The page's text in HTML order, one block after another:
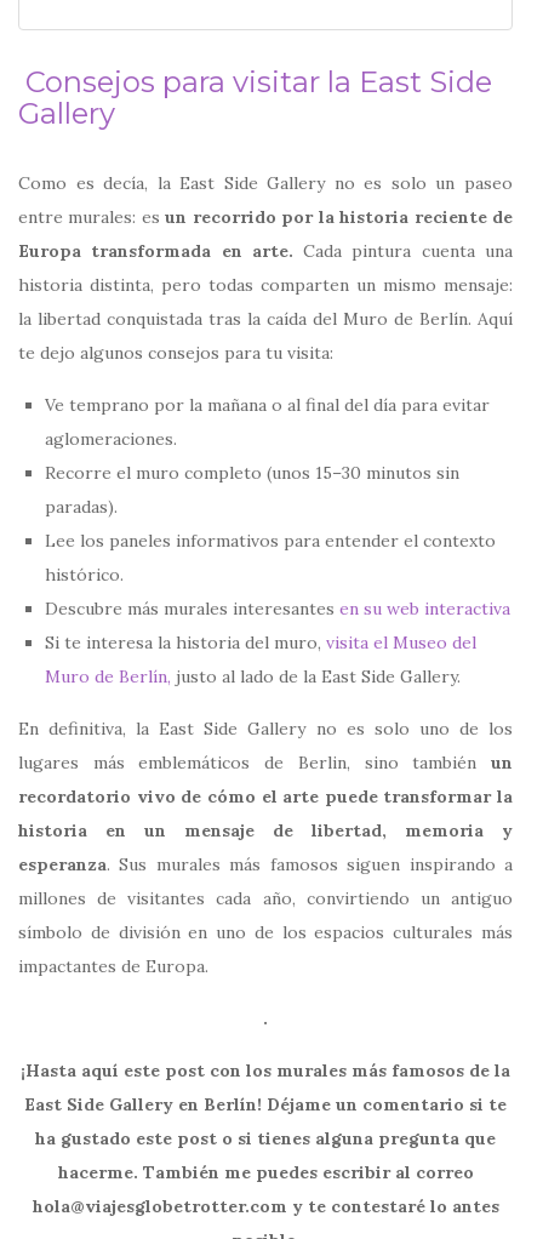
Consejos para visitar la East Side
Gallery
Como es decía, la East Side Gallery no es solo un paseo
entre murales: esun recorrido por la historia reciente de
Europa transformada en arte. Cada pintura cuenta una
historia distinta, pero todas comparten un mismo mensaje:
la libertad conquistada tras la caída del Muro de Berlín. Aquí
te dejo algunos consejos para tu visita:
Ve temprano por la mañana o al final del día para evitar
aglomeraciones.
Recorre el muro completo (unos 15–30 minutos sin
paradas).
Lee los paneles informativos para entender el contexto
histórico.
Descubre más murales interesantes en su web interactiva
Si te interesa la historia del muro, visita el Museo del
Muro de Berlín, justo al lado de la East Side Gallery.
En definitiva, la East Side Galleryno es solo uno de los
lugares más emblemáticos de Berlin, sino tambiénun
recordatorio vivo de cómo el arte puede transformar la
historia en un mensaje de libertad, memoria y
esperanza. Sus murales más famosos siguen inspirando a
millones de visitantes cada año, convirtiendo un antiguo
símbolo de división en uno de los espacios culturales más
impactantes de Europa.
.
¡Hasta aquí este post con los murales más famosos de la
East Side Gallery en Berlín! Déjame un comentario si te
ha gustado este post o si tienes alguna pregunta que
hacerme. También me puedes escribir al correo
hola@viajesglobetrotter.com y te contestaré lo antes